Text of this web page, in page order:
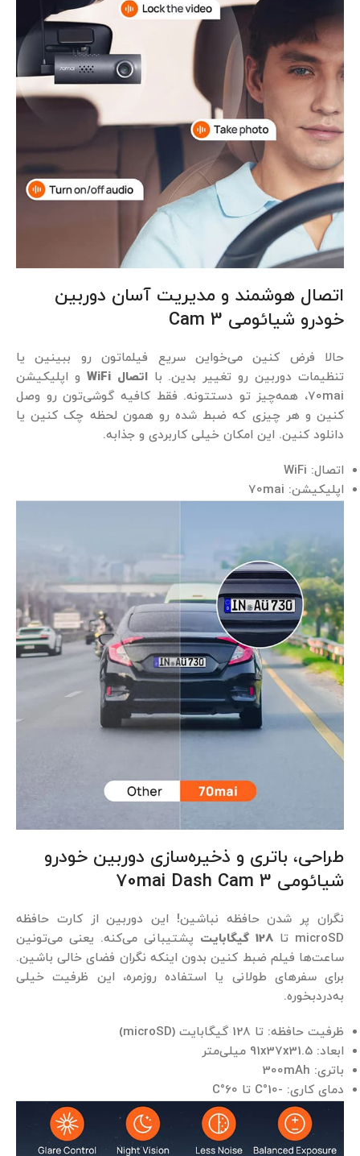
اتصال هوشمند و مدیریت آسان دوربین
خودرو شیائومی Cam 3
حالا فرض کنین می‌خواین سریع فیلماتون رو ببینین یا
تنظیمات دوربین رو تغییر بدین. بااتصال WiFi
و اپلیکیشن
70mai، همه‌چیز تو دستتونه. فقط کافیه گوشی‌تون رو وصل
کنین و هر چیزی که ضبط شده رو همون لحظه چک کنین یا
دانلود کنین. این امکان خیلی کاربردی و جذابه.
اتصال: WiFi
اپلیکیشن: 70mai
طراحی، باتری و ذخیره‌سازی دوربین خودرو
شیائومی 70mai Dash Cam 3
نگران پر شدن حافظه نباشین! این دوربین از کارت حافظه
microSD تا
128 گیگابایت
پشتیبانی می‌کنه. یعنی می‌تونین
ساعت‌ها فیلم ضبط کنین بدون اینکه نگران فضای خالی باشین.
برای سفرهای طولانی یا استفاده روزمره، این ظرفیت خیلی
به‌دردبخوره.
ظرفیت حافظه: تا 128 گیگابایت (microSD)
ابعاد: 91x37x31.5 میلی‌متر
باتری: 300mAh
دمای کاری: -10°C تا 60°C